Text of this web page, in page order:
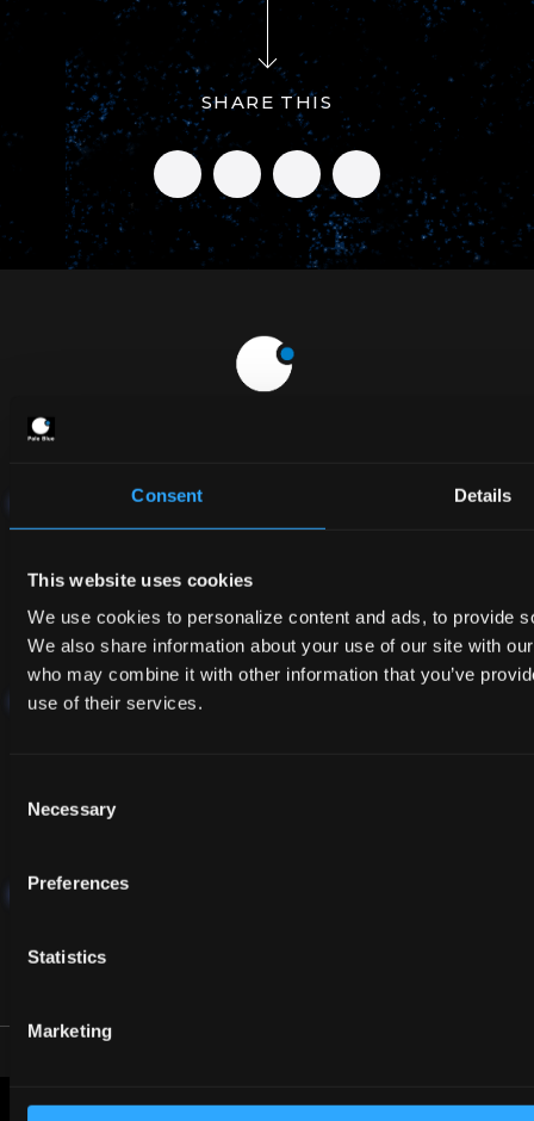
Consent Details
This website uses cookies
We use cookies to personalize content and ads, to provide
We also share information about your use of our site with
who may combine it with other information that you’ve
use of their services.
Selection
Necessary
Preferences
Statistics
Marketing
SHARE THIS
〒277-0882
三井リンクラボ柏の葉1-101号室
Contact
News Letter
Sign up here